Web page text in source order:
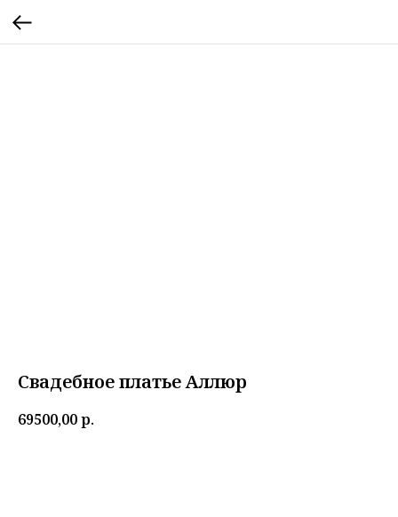
Свадебное платье Аллюр
69500,00р.